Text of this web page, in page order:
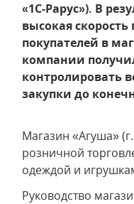
«1С-Рарус»). В
высокая
покупателей в
компании
контролировать
закупки до
Магазин «Агуша»
розничной
одеждой и
Руководство